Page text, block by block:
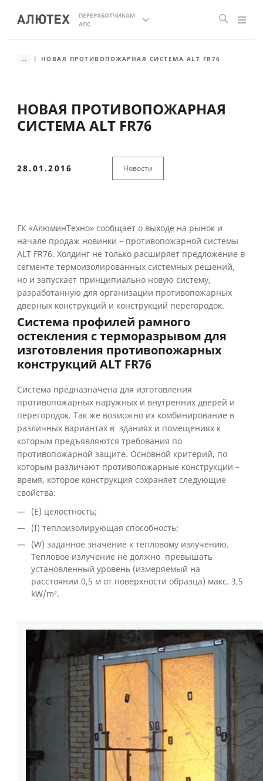
ПЕРЕРАБОТЧИКАМ
АПС
... НОВАЯ ПРОТИВОПОЖАРНАЯ СИСТЕМА ALT FR76
НОВАЯ ПРОТИВОПОЖАРНАЯ
СИСТЕМА ALT FR76
28.01.2016 Новости
ГК «АлюминТехно» сообщает о выходе на рынок и
начале продаж новинки – противопожарной системы
ALT FR76. Холдинг не только расширяет предложение в
сегменте термоизолированных системных решений,
но и запускает принципиально новую систему,
разработанную для организации противопожарных
дверных конструкций и конструкций перегородок.
Система профилей рамного
остекления с терморазрывом для
изготовления противопожарных
конструкций ALT FR76
Система предназначена для изготовления
противопожарных наружных и внутренних дверей и
перегородок. Так же возможно их комбинирование в
различных вариантах в зданиях и помещениях к
которым предъявляются требования по
противопожарной защите. Основной критерий, по
которым различают противопожарные конструкции –
время, которое конструкция сохраняет следующие
свойства:
(Е) целостность;
(I) теплоизолирующая способность;
(W) заданное значение к тепловому излучению.
Тепловое излучение не должно превышать
установленный уровень (измеряемый на
расстоянии 0,5 м от поверхности образца) макс. 3,5
kW/m².